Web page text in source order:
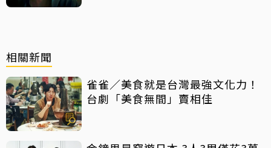
相關新聞
雀雀／美食就是台灣最強文化力！
台劇「美食無間」賣相佳